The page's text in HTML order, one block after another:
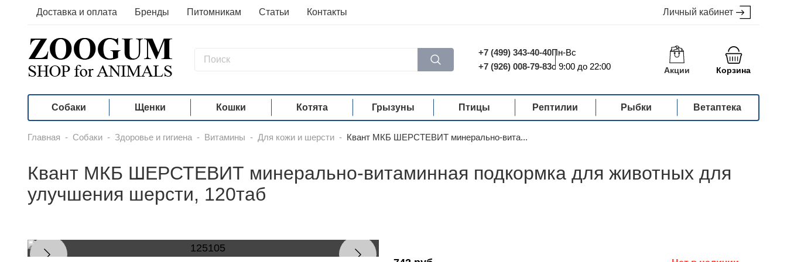
Доставка и оплата Бренды Питомникам Статьи Контакты Личный кабинет
+7 (499) 343-40-40
+7 (926) 008-79-83
Пн-Вс
с 9:00 до 22:00
Акции Корзина
Собаки Щенки Кошки Котята Грызуны Птицы Рептилии Рыбки Ветаптека
Главная - Собаки - Здоровье и гигиена - Витамины - Для кожи и шерсти - Квант МКБ ШЕРСТЕВИТ минерально-вита...
Квант МКБ ШЕРСТЕВИТ минерально-витаминная подкормка для животных для
улучшения шерсти, 120таб